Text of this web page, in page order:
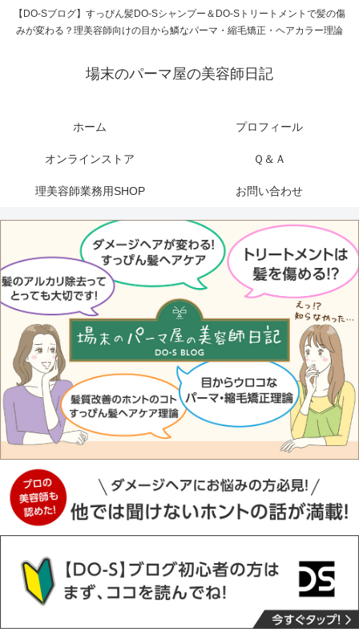
【DO-Sブログ】すっぴん髪DO-Sシャンプー＆DO-Sトリートメントで髪の傷
みが変わる？理美容師向けの目から鱗なパーマ・縮毛矯正・ヘアカラー理論
場末のパーマ屋の美容師日記
ホーム プロフィール
オンラインストア Ｑ＆Ａ
理美容師業務用SHOP お問い合わせ